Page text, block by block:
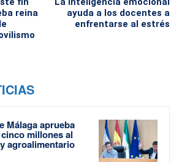
reina
ayuda a los docentes a
enfrentarse al estrés
Málaga aprueba
millones al
agroalimentario